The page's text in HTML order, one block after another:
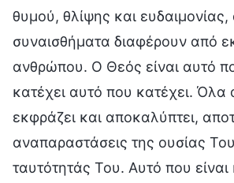
θυμού, θλίψης και
συναισθήματα διαφέρουν από
ανθρώπου. Ο Θεός είναι αυτό
κατέχει αυτό που κατέχει. Όλα
εκφράζει και αποκαλύπτει,
αναπαραστάσεις της ουσίας
ταυτότητάς Του. Αυτό που είναι